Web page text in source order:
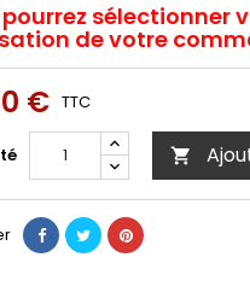
sélectionner
de votre
€ TTC
